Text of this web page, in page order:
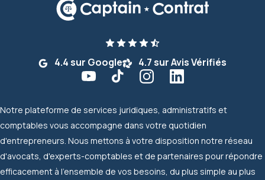
4.4 sur Google 4.7 sur Avis Vérifiés
Notre plateforme de services juridiques, administratifs et
comptables vous accompagne dans votre quotidien
d'entrepreneurs. Nous mettons à votre disposition notre réseau
d'avocats, d'experts-comptables et de partenaires pour répondre
efficacement à l'ensemble de vos besoins, du plus simple au plus